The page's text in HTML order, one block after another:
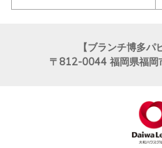
【ブランチ博多パ
〒812-0044 福岡県福